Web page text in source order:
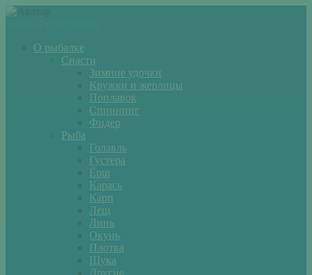
О рыбалке
Снасти
Зимние удочки
Кружки и жерлицы
Поплавок
Спиннинг
Фидер
Рыба
Голавль
Густера
Ёрш
Карась
Карп
Лещ
Линь
Окунь
Плотва
Щука
Другие